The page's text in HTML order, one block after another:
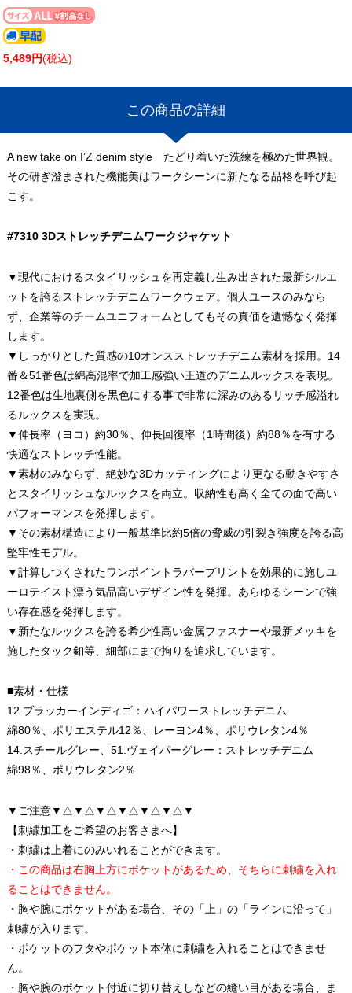
5,489円(税込)
この商品の詳細
A new take on I’Z denim style たどり着いた洗練を極めた世界観。
その研ぎ澄まされた機能美はワークシーンに新たなる品格を呼び起
こす。
#7310 3Dストレッチデニムワークジャケット
▼現代におけるスタイリッシュを再定義し生み出された最新シルエ
ットを誇るストレッチデニムワークウェア。個人ユースのみなら
ず、企業等のチームユニフォームとしてもその真価を遺憾なく発揮
します。
▼しっかりとした質感の10オンスストレッチデニム素材を採用。14
番＆51番色は綿高混率で加工感強い王道のデニムルックスを表現。
12番色は生地裏側を黒色にする事で非常に深みのあるリッチ感溢れ
るルックスを実現。
▼伸長率（ヨコ）約30％、伸長回復率（1時間後）約88％を有する
快適なストレッチ性能。
▼素材のみならず、絶妙な3Dカッティングにより更なる動きやすさ
とスタイリッシュなルックスを両立。収納性も高く全ての面で高い
パフォーマンスを発揮します。
▼その素材構造により一般基準比約5倍の脅威の引裂き強度を誇る高
堅牢性モデル。
▼計算しつくされたワンポイントラバープリントを効果的に施しユ
ーロテイスト漂う気品高いデザイン性を発揮。あらゆるシーンで強
い存在感を発揮します。
▼新たなルックスを誇る希少性高い金属ファスナーや最新メッキを
施したタック釦等、細部にまで拘りを追求しています。
■素材・仕様
12.ブラッカーインディゴ：ハイパワーストレッチデニム
綿80％、ポリエステル12％、レーヨン4％、ポリウレタン4％
14.スチールグレー、51.ヴェイパーグレー：ストレッチデニム
綿98％、ポリウレタン2％
▼ご注意▼△▼△▼△▼△▼△▼△▼
【刺繍加工をご希望のお客さまへ】
・刺繍は上着にのみいれることができます。
・この商品は右胸上方にポケットがあるため、そちらに刺繍を入れ
ることはできません。
・胸や腕にポケットがある場合、その「上」の「ラインに沿って」
刺繍が入ります。
・ポケットのフタやポケット本体に刺繍を入れることはできませ
ん。
・胸や腕のポケット付近に切り替えしなどの縫い目がある場合、ま